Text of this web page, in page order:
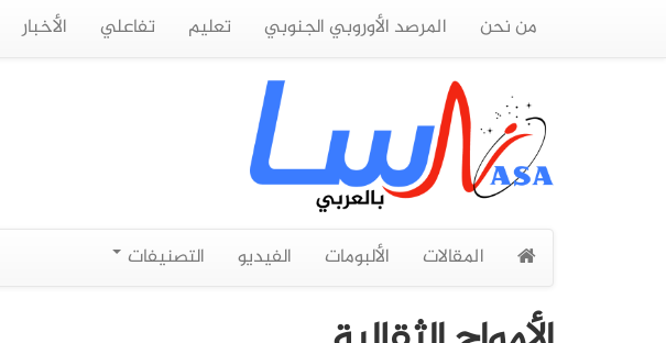
من نحن المرصد الأوروبي الجنوبي تعليم تفاعلي الأخبار
المقالات الألبومات الفيديو التصنيفات